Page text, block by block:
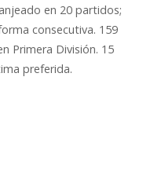
en 20 partidos;
consecutiva. 159
Primera División. 15
preferida.